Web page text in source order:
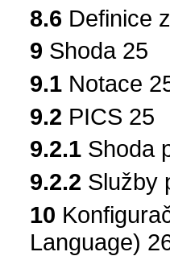
8.6 Definice
9 Shoda 25
9.1 Notace
9.2 PICS 25
9.2.1 Shoda
9.2.2 Služby
10
Language)